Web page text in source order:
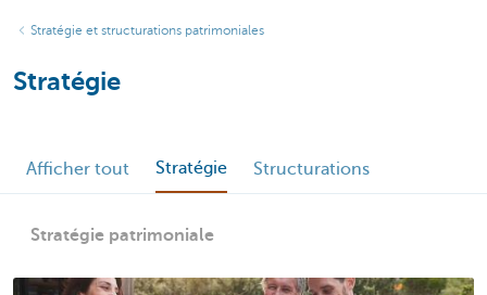
Stratégie et structurations patrimoniales
Stratégie
Afficher tout Stratégie Structurations
Stratégie patrimoniale